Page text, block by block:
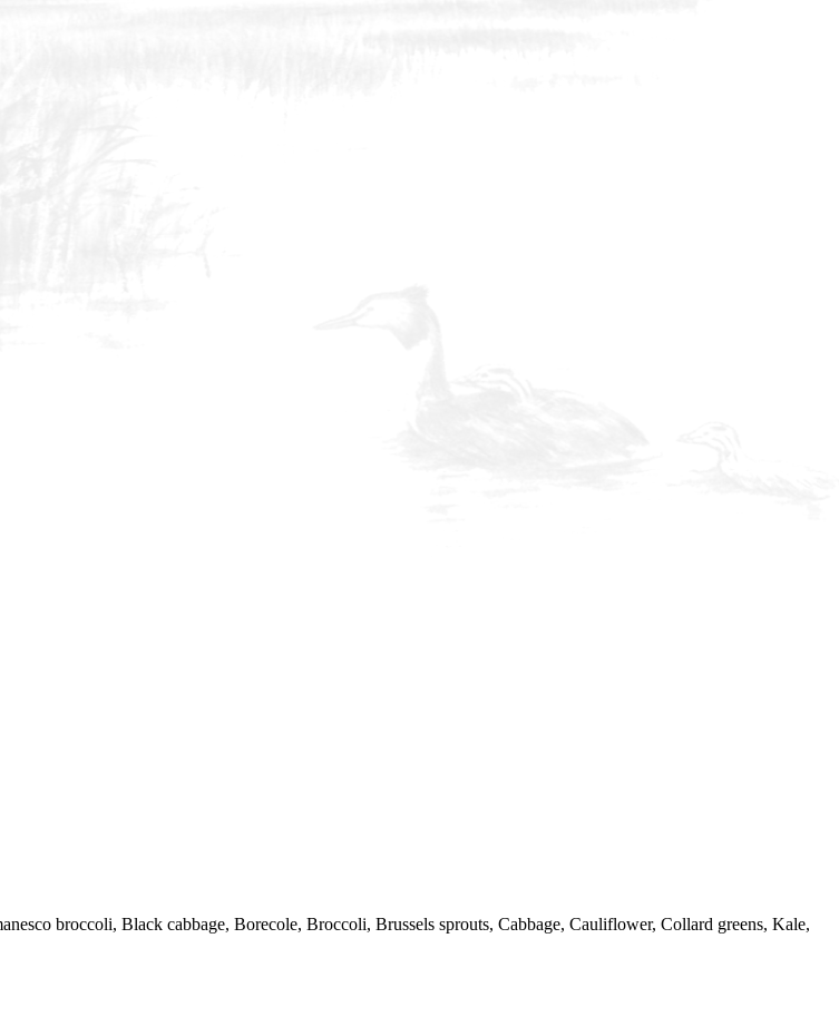
broccoli, Black cabbage, Borecole, Broccoli, Brussels sprouts, Cabbage, Cauliflower, Collard greens, Kale,